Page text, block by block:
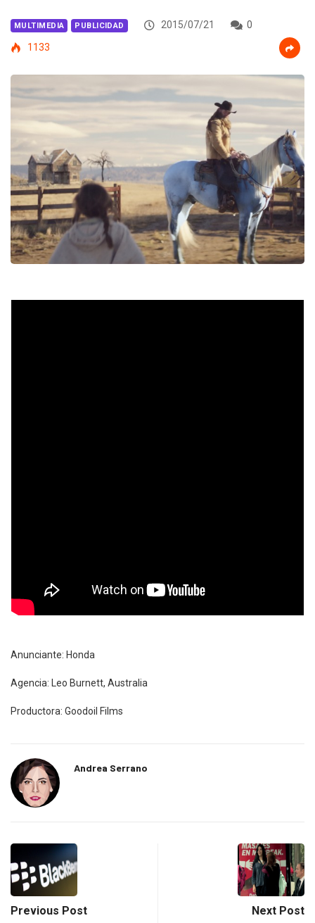
MULTIMEDIA PUBLICIDAD 2015/07/21
0
1133
Anunciante: Honda
Agencia: Leo Burnett, Australia
Productora: Goodoil Films
Andrea Serrano
Previous Post Next Post